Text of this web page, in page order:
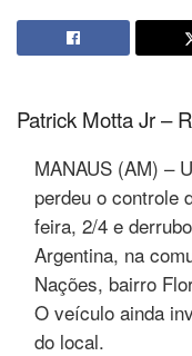
Patrick Motta Jr –
MANAUS (AM) –
perdeu o controle
feira, 2/4 e
Argentina, na
Nações, bairro
O veículo ainda
do local.